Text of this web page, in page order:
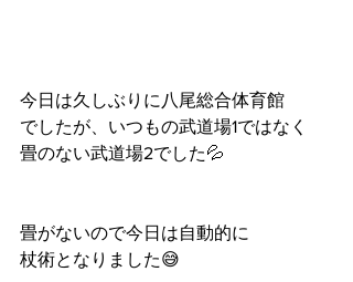
今日は久しぶりに八尾総合体育館
でしたが、いつもの武道場1ではなく
畳のない武道場2でした💦
畳がないので今日は自動的に
杖術となりました😅